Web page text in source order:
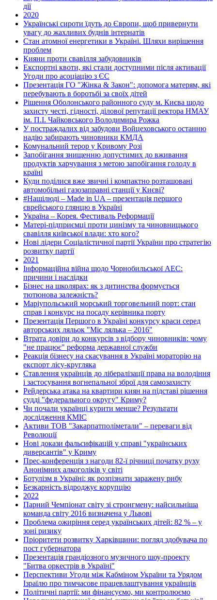
дії
2020
Українські сироти їдуть до Європи, щоб привернути
увагу до жахливих буднів інтернатів
Стан атомної енергетики в Україні. Шляхи вирішення
проблем
Кияни проти свавілля забудовників
Експортні квоти, які стали доступними після активації
Угоди про асоціацію з ЄС
Презентація ГО "Жінка & Закон": допомога матерям, які
перебувають в боротьбі за своїх дітей
Рішення Оболонського районного суду м. Києва щодо
захисту честі, гідності, ділової репутації ректора НМАУ
ім. П.І. Чайковського Володимира Рожка
У постраждалих від забудови Войцеховського останню
надію забирають чиновники КМДА
Комунальний терор у Кривому Розі
Запобігання знищенню допустимих до вживання
продуктів харчування з метою запобігання голоду в
країні
Куди поділися вже звичні і компактно розташовані
автомобільні газозаправні станції у Києві?
#Нашілюді – Made in UA – презентація першого
єврейського глянцю в Україні
Україна – Корея. Фестиваль Реформації
Матері-підприємці проти цинізму та чиновницького
свавілля київської влади: хто кого?
Нові лідери Соціалістичної партії України про стратегію
розвитку партії
2021
Інформаційна війна щодо Чорнобильської АЕС:
причини і наслідки
Бізнес на школярах: як з дитинства формується
тютюнова залежність?
Маріупольський морський торговельний порт: стан
справ і конкурс на посаду керівника порту
Презентація Першого в Україні конкурсу краси серед
авторських ляльок "Міс лялька – 2016"
Втрата довіри до конкурсів з відбору чиновників: чому
"не працює" реформа державної служби
Реакція бізнесу на скасування в Україні мораторію на
експорт лісу-кругляка
Ставлення українців до лібералізації права на володіння
і застосування вогнепальної зброї для самозахисту
Рейдерська атака на квартири киян на підставі рішення
судді "федерального округу" Криму?
Чи почали українці курити менше? Результати
дослідження КМІС
Активи ТОВ "Закарпатполіметали" – переваги від
Революції
Нові докази фальсифікацій у справі "українських
диверсантів" у Криму
Прес-конференція з нагоди 82-ї річниці початку руху
Анонімних алкоголіків у світі
Ботулізм в Україні: як розпізнати заражену рибу
Безкарність відроджує корупцію
2022
Парний Чемпіонат світу зі стронгмену: найсильніша
команда світу 2016 визначена у Львові
Проблема ожиріння серед українських дітей: 82 % – у
зоні ризику
Пріоритети розвитку Харківщини: погляд здобувача по
пост губернатора
Презентація грандіозного музичного шоу-проекту
"Битва оркестрів в Україні"
Перспективи Угоди між Кабміном України та Урядом
Ізраїлю про тимчасове працевлаштування українців
Політичні партії: ми фінансуємо, ми контролюємо